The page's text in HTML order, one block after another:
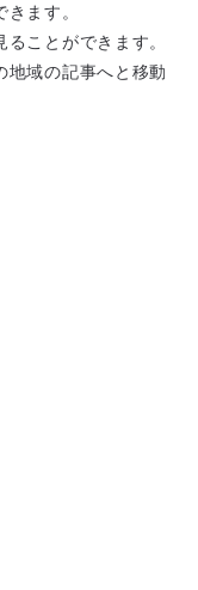
ます。
ことができます。
地域の記事へと移動